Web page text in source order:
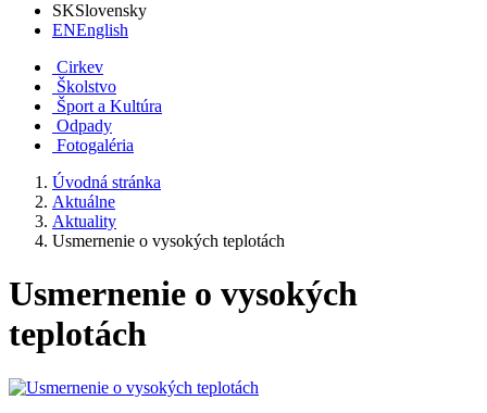
SKSlovensky
ENEnglish
Cirkev
Školstvo
Šport a Kultúra
Odpady
Fotogaléria
Úvodná stránka
Aktuálne
Aktuality
Usmernenie o vysokých teplotách
Usmernenie o vysokých
teplotách